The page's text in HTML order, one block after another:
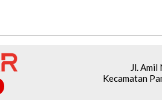
Jl.
Kecamatan